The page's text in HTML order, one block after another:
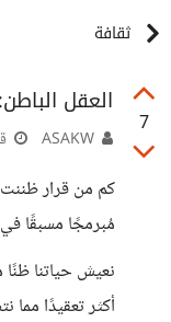
ثقافة
7
العقل
كم من قرار
مُبرمجًا مسبقًا
نعيش حياتنا ظنًا
أكثر تعقيدًا